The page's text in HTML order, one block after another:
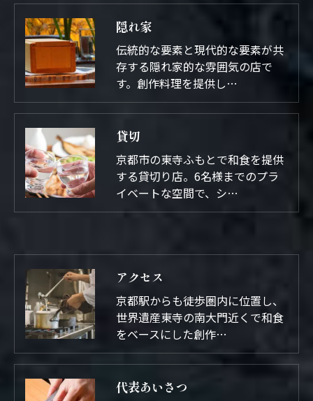
隠れ家
伝統的な要素と現代的な要素が共
存する隠れ家的な雰囲気の店で
す。創作料理を提供し…
貸切
京都市の東寺ふもとで和食を提供
する貸切り店。6名様までのプラ
イベートな空間で、シ…
アクセス
京都駅からも徒歩圏内に位置し、
世界遺産東寺の南大門近くで和食
をベースにした創作…
代表あいさつ